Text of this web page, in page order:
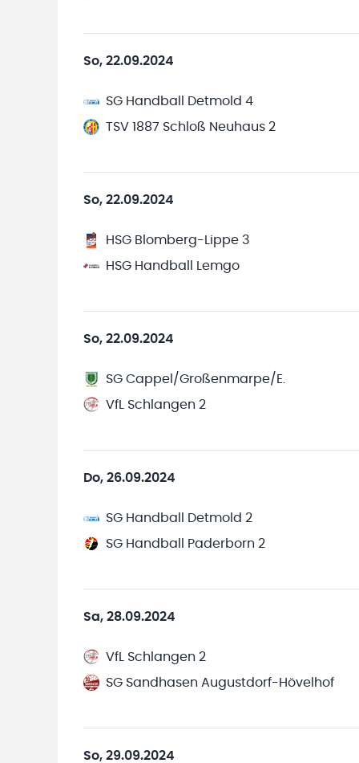
So, 22.09.2024
SG Handball Detmold 4
TSV 1887 Schloß Neuhaus 2
So, 22.09.2024
HSG Blomberg-Lippe 3
HSG Handball Lemgo
So, 22.09.2024
SG Cappel/Großenmarpe/E.
VfL Schlangen 2
Do, 26.09.2024
SG Handball Detmold 2
SG Handball Paderborn 2
Sa, 28.09.2024
VfL Schlangen 2
SG Sandhasen Augustdorf-Hövelhof
So, 29.09.2024